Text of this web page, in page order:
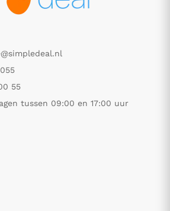
55
tussen 09:00 en 17:00 uur